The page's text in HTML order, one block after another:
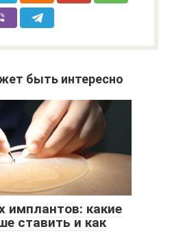
быть интересно
имплантов: какие
ставить и как